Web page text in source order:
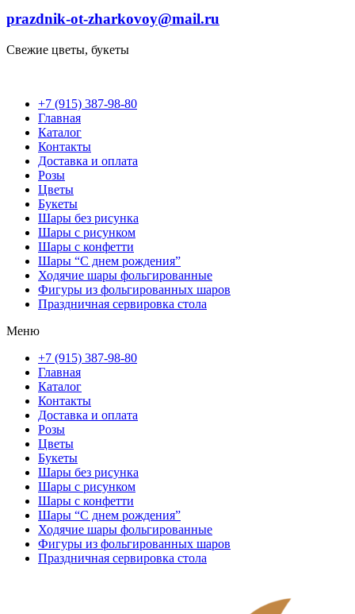
prazdnik-ot-zharkovoy@mail.ru
Свежие цветы, букеты
+7 (915) 387-98-80
Главная
Каталог
Контакты
Доставка и оплата
Розы
Цветы
Букеты
Шары без рисунка
Шары с рисунком
Шары с конфетти
Шары “С днем рождения”
Ходячие шары фольгированные
Фигуры из фольгированных шаров
Праздничная сервировка стола
Меню
+7 (915) 387-98-80
Главная
Каталог
Контакты
Доставка и оплата
Розы
Цветы
Букеты
Шары без рисунка
Шары с рисунком
Шары с конфетти
Шары “С днем рождения”
Ходячие шары фольгированные
Фигуры из фольгированных шаров
Праздничная сервировка стола